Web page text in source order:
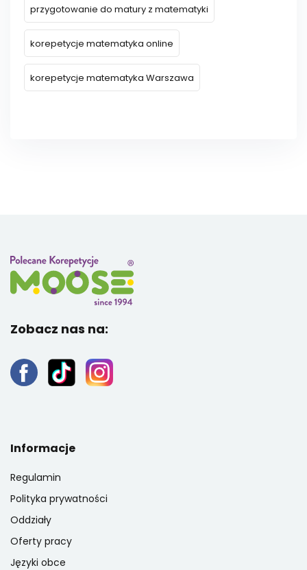
przygotowanie do matury z matematyki
korepetycje matematyka online
korepetycje matematyka Warszawa
Zobacz nas na:
Informacje
Regulamin
Polityka prywatności
Oddziały
Oferty pracy
Języki obce